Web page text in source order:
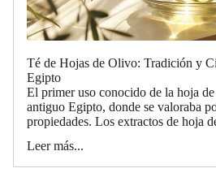
Té de Hojas de Olivo: Tradición y
Egipto
El primer uso conocido de la hoja
antiguo Egipto, donde se valoraba
propiedades. Los extractos de hoja
Leer más...